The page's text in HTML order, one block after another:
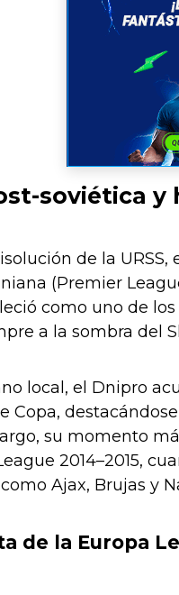
soviética y
de la
(Premier
como uno de
a la sombra del
local, el Dnipro
Copa,
su momento
2014–2015,
Ajax, Brujas y
de la Europa